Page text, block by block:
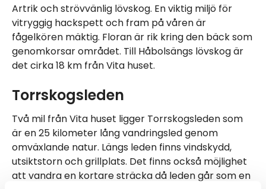
Artrik och strövvänlig lövskog. En viktig miljö för
vitryggig hackspett och fram på våren är
fågelkören mäktig. Floran är rik kring den bäck som
genomkorsar området. Till Håbolsängs lövskog är
det cirka 18 km från Vita huset.
Torrskogsleden
Två mil från Vita huset ligger Torrskogsleden som
är en 25 kilometer lång vandringsled genom
omväxlande natur. Längs leden finns vindskydd,
utsiktstorn och grillplats. Det finns också möjlighet
att vandra en kortare sträcka då leden går som en